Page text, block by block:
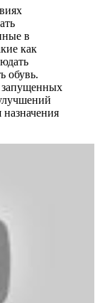
в
как
обувь.
запущенных
назначения